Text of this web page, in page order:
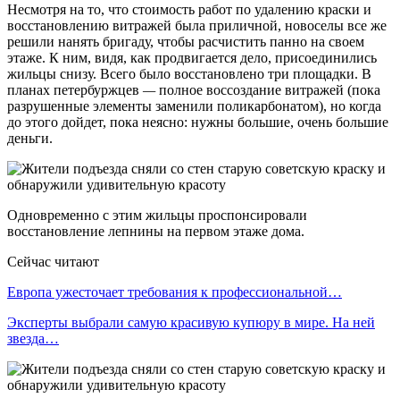
Несмотря на то, что стоимость работ по удалению краски и
восстановлению витражей была приличной, новоселы все же
решили нанять бригаду, чтобы расчистить панно на своем
этаже. К ним, видя, как продвигается дело, присоединились
жильцы снизу. Всего было восстановлено три площадки. В
планах петербуржцев — полное воссоздание витражей (пока
разрушенные элементы заменили поликарбонатом), но когда
до этого дойдет, пока неясно: нужны большие, очень большие
деньги.
Одновременно с этим жильцы проспонсировали
восстановление лепнины на первом этаже дома.
Сейчас читают
Европа ужесточает требования к профессиональной…
Эксперты выбрали самую красивую купюру в мире. На ней
звезда…